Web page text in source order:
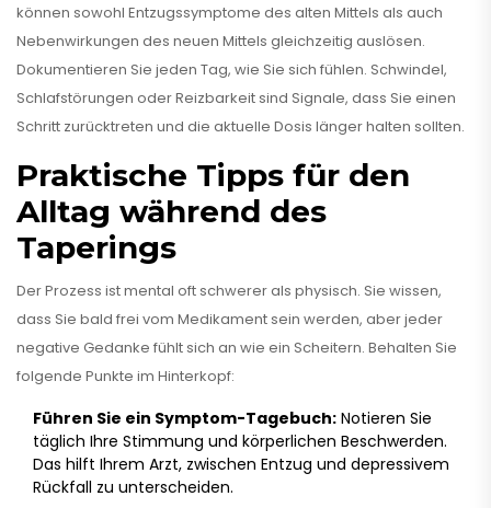
können sowohl Entzugssymptome des alten Mittels als auch
Nebenwirkungen des neuen Mittels gleichzeitig auslösen.
Dokumentieren Sie jeden Tag, wie Sie sich fühlen. Schwindel,
Schlafstörungen oder Reizbarkeit sind Signale, dass Sie einen
Schritt zurücktreten und die aktuelle Dosis länger halten sollten.
Praktische Tipps für den
Alltag während des
Taperings
Der Prozess ist mental oft schwerer als physisch. Sie wissen,
dass Sie bald frei vom Medikament sein werden, aber jeder
negative Gedanke fühlt sich an wie ein Scheitern. Behalten Sie
folgende Punkte im Hinterkopf:
Führen Sie ein Symptom-Tagebuch: Notieren Sie
täglich Ihre Stimmung und körperlichen Beschwerden.
Das hilft Ihrem Arzt, zwischen Entzug und depressivem
Rückfall zu unterscheiden.